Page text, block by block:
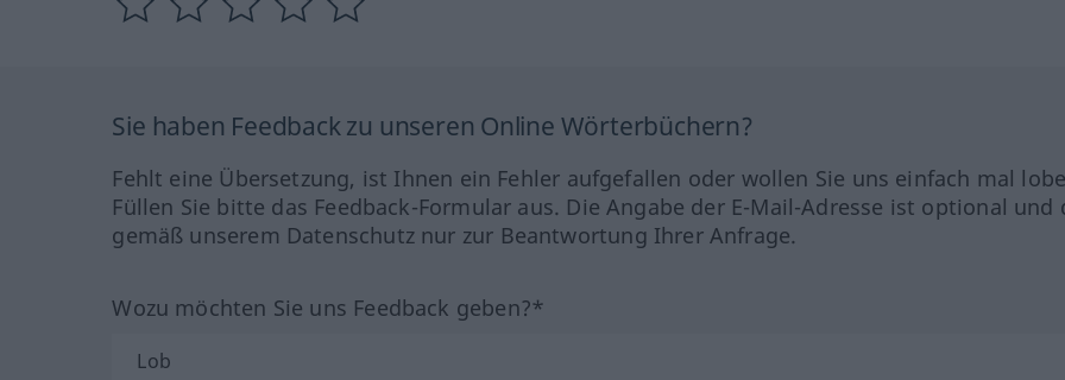
Sie haben Feedback zu unseren Online Wörterbüchern?
Fehlt eine Übersetzung, ist Ihnen ein Fehler aufgefallen oder wollen Sie uns einfach mal
Füllen Sie bitte das Feedback-Formular aus. Die Angabe der E-Mail-Adresse ist optional und
gemäß unserem Datenschutz nur zur Beantwortung Ihrer Anfrage.
Wozu möchten Sie uns Feedback geben?*